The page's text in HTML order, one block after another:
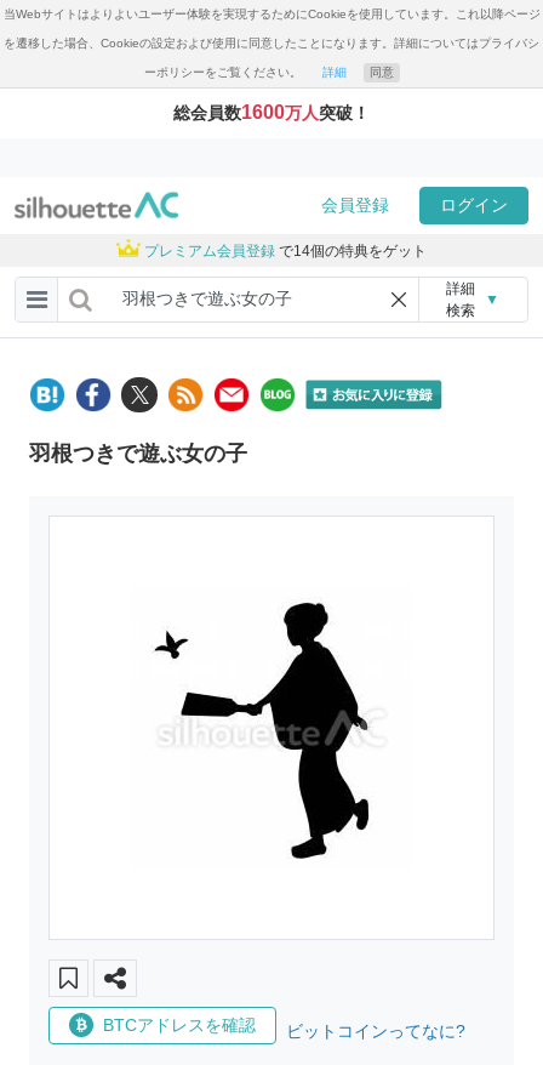
当Webサイトはよりよいユーザー体験を実現するためにCookieを使用しています。これ以降ページ
を遷移した場合、Cookieの設定および使用に同意したことになります。詳細についてはプライバシ
ーポリシーをご覧ください。 詳細 同意
総会員数1600万人突破！
会員登録 ログイン
プレミアム会員登録 で14個の特典をゲット
詳細
検索
▼
羽根つきで遊ぶ女の子
BTCアドレスを確認 ビットコインってなに?